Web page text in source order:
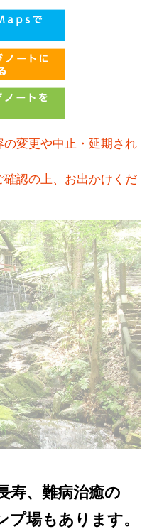
変更や中止・延期され
認の上、お出かけくだ
寿、難病治癒の
プ場もあります。